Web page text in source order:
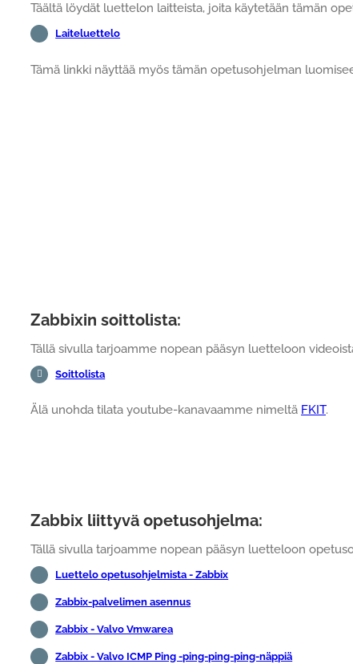
Täältä löydät luettelon laitteista, joita käytetään tämän
Laiteluettelo
Tämä linkki näyttää myös tämän opetusohjelman
Zabbixin soittolista:
Tällä sivulla tarjoamme nopean pääsyn luetteloon
Soittolista
Älä unohda tilata youtube-kanavaamme nimeltä FKIT.
Zabbix liittyvä opetusohjelma:
Tällä sivulla tarjoamme nopean pääsyn luetteloon
Luettelo opetusohjelmista - Zabbix
Zabbix-palvelimen asennus
Zabbix - Valvo Vmwarea
Zabbix - Valvo ICMP Ping -ping-ping-ping-näppiä